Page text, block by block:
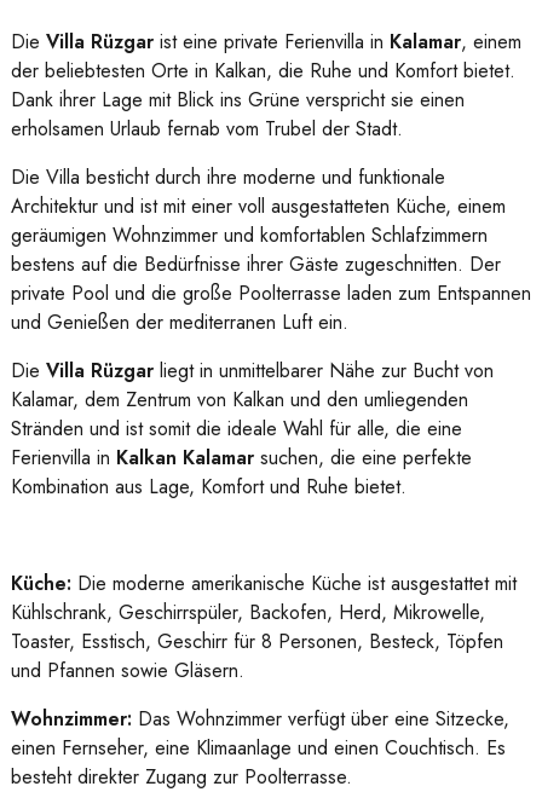
Die Villa Rüzgarist eine private Ferienvilla in Kalamar, einem
der beliebtesten Orte in Kalkan, die Ruhe und Komfort bietet.
Dank ihrer Lage mit Blick ins Grüne verspricht sie einen
erholsamen Urlaub fernab vom Trubel der Stadt.
Die Villa besticht durch ihre moderne und funktionale
Architektur und ist mit einer voll ausgestatteten Küche, einem
geräumigen Wohnzimmer und komfortablen Schlafzimmern
bestens auf die Bedürfnisse ihrer Gäste zugeschnitten. Der
private Pool und die große Poolterrasse laden zum Entspannen
und Genießen der mediterranen Luft ein.
Die Villa Rüzgarliegt in unmittelbarer Nähe zur Bucht von
Kalamar, dem Zentrum von Kalkan und den umliegenden
Stränden und ist somit die ideale Wahl für alle, die eine
Ferienvilla in Kalkan Kalamarsuchen, die eine perfekte
Kombination aus Lage, Komfort und Ruhe bietet.
Küche: Die moderne amerikanische Küche ist ausgestattet mit
Kühlschrank, Geschirrspüler, Backofen, Herd, Mikrowelle,
Toaster, Esstisch, Geschirr für 8 Personen, Besteck, Töpfen
und Pfannen sowie Gläsern.
Wohnzimmer: Das Wohnzimmer verfügt über eine Sitzecke,
einen Fernseher, eine Klimaanlage und einen Couchtisch. Es
besteht direkter Zugang zur Poolterrasse.